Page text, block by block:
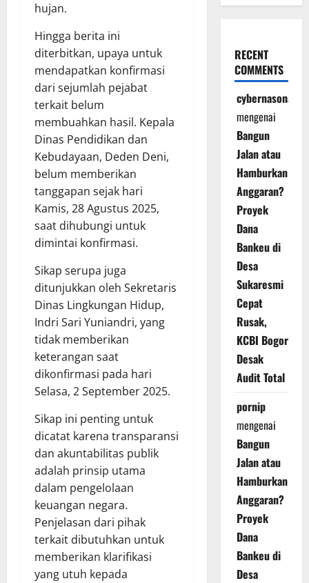
hujan.
Hingga berita ini
diterbitkan, upaya untuk
mendapatkan konfirmasi
dari sejumlah pejabat
terkait belum
membuahkan hasil. Kepala
Dinas Pendidikan dan
Kebudayaan, Deden Deni,
belum memberikan
tanggapan sejak hari
Kamis, 28 Agustus 2025,
saat dihubungi untuk
dimintai konfirmasi.
Sikap serupa juga
ditunjukkan oleh Sekretaris
Dinas Lingkungan Hidup,
Indri Sari Yuniandri, yang
tidak memberikan
keterangan saat
dikonfirmasi pada hari
Selasa, 2 September 2025.
Sikap ini penting untuk
dicatat karena transparansi
dan akuntabilitas publik
adalah prinsip utama
dalam pengelolaan
keuangan negara.
Penjelasan dari pihak
terkait dibutuhkan untuk
memberikan klarifikasi
yang utuh kepada
RECENT
COMMENTS
cybernasonal
mengenai
Bangun
Jalan atau
Hamburkan
Anggaran?
Proyek
Dana
Bankeu di
Desa
Sukaresmi
Cepat
Rusak,
KCBI Bogor
Desak
Audit Total
pornip
mengenai
Bangun
Jalan atau
Hamburkan
Anggaran?
Proyek
Dana
Bankeu di
Desa